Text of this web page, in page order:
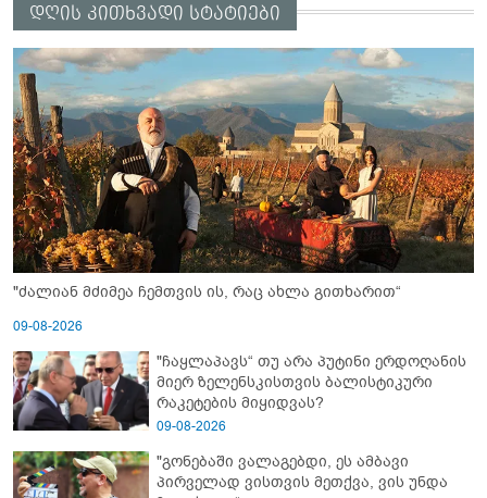
დღის კითხვადი სტატიები
"ძალიან მძიმეა ჩემთვის ის, რაც ახლა გითხარით“
09-08-2026
"ჩაყლაპავს“ თუ არა პუტინი ერდოღანის
მიერ ზელენსკისთვის ბალისტიკური
რაკეტების მიყიდვას?
09-08-2026
"გონებაში ვალაგებდი, ეს ამბავი
პირველად ვისთვის მეთქვა, ვის უნდა